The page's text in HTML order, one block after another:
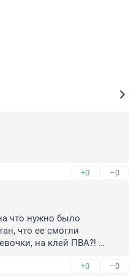
+0 –0
что нужно было
что ее смогли
на клей ПВА?!
+0 –0